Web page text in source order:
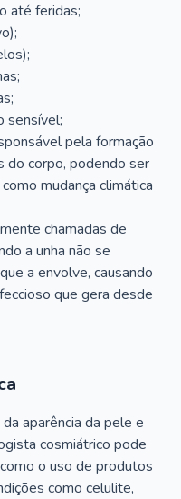
até feridas;
sensível;
pela formação
do corpo, podendo ser
mudança climática
chamadas de
a unha não se
a envolve, causando
que gera desde
aparência da pele e
cosmiátrico pode
o uso de produtos
como celulite,